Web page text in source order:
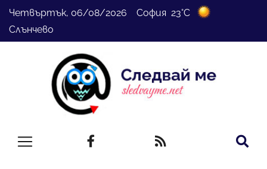
Четвъртък, 06/08/2026 София 23°C
Слънчево